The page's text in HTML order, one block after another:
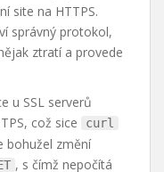
site na HTTPS.
správný protokol,
ztratí a provede
u SSL serverů
což sice
curl
bohužel změní
, s čímž nepočítá